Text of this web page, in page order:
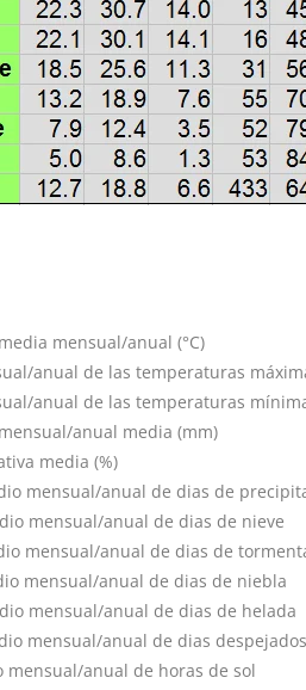
mensual/anual (°C)
anual de las temperaturas
anual de las temperaturas
anual media (mm)
media (%)
mensual/anual de dias de
mensual/anual de dias de nieve
mensual/anual de dias de
mensual/anual de dias de niebla
mensual/anual de dias de helada
mensual/anual de dias despejados
mensual/anual de horas de sol